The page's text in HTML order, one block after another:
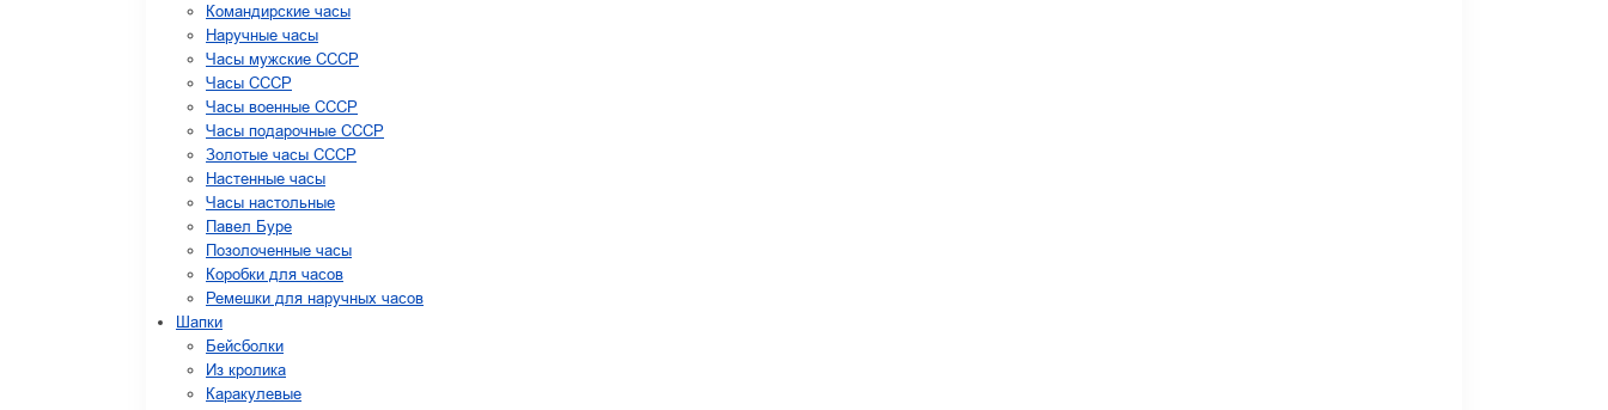
Командирские часы
Наручные часы
Часы мужские СССР
Часы СССР
Часы военные СССР
Часы подарочные СССР
Золотые часы СССР
Настенные часы
Часы настольные
Павел Буре
Позолоченные часы
Коробки для часов
Ремешки для наручных часов
Шапки
Бейсболки
Из кролика
Каракулевые